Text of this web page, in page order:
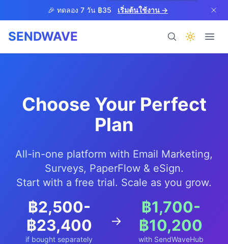
Skip to main content🎉 ทดลอง 7 วัน ฿35 เริ่มต้นใช้งาน →
SENDWAVE
BETA
ช่วยเหลือ
Studio NEW
Choose Your Perfect
Plan
All-in-one platform with Email Marketing,
Surveys, PaperFlow & eSign.
Start with a free trial. Scale as you grow.
฿2,500-
฿23,400
if bought separately
→
฿1,700-
฿10,200
with SendWaveHub